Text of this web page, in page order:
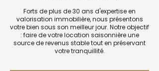
Forts de plus de 30 ans d'expertise en
valorisation immobilière, nous présentons
votre bien sous son meilleur jour. Notre objectif
: faire de votre location saisonnière une
source de revenus stable tout en préservant
votre tranquillité.